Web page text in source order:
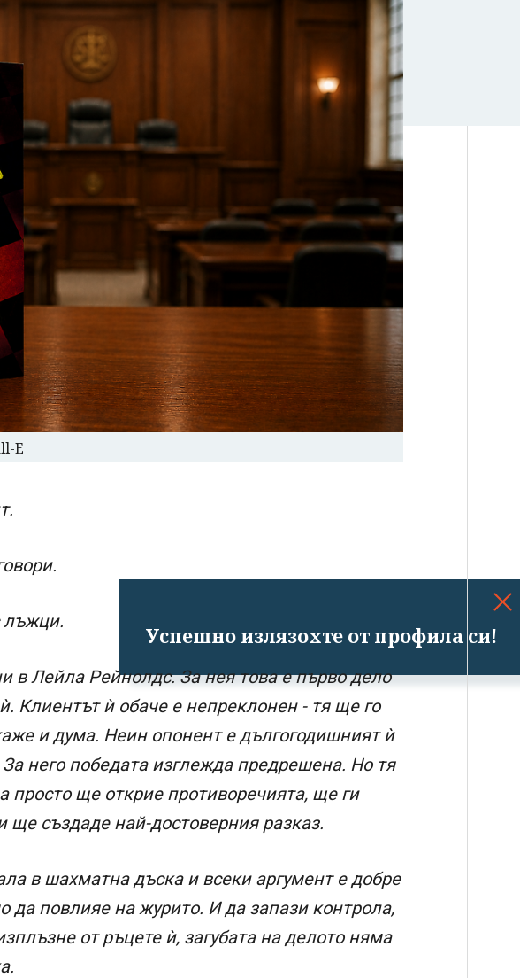
Успешно излязохте от профила си!
E
лъжци.
в Лейла Рейнолдс. За нея това е първо дело
Клиентът ѝ обаче е непреклонен - тя ще го
и дума. Неин опонент е дългогодишният ѝ
него победата изглежда предрешена. Но тя
просто ще открие противоречията, ще ги
ще създаде най-достоверния разказ.
в шахматна дъска и всеки аргумент е добре
да повлияе на журито. И да запази контрола,
от ръцете ѝ, загубата на делото няма